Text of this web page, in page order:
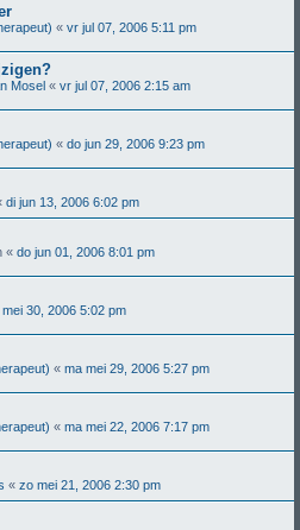
« vr jul 07, 2006 5:11 pm
Mosel « vr jul 07, 2006 2:15 am
« do jun 29, 2006 9:23 pm
di jun 13, 2006 6:02 pm
« do jun 01, 2006 8:01 pm
mei 30, 2006 5:02 pm
« ma mei 29, 2006 5:27 pm
« ma mei 22, 2006 7:17 pm
« zo mei 21, 2006 2:30 pm